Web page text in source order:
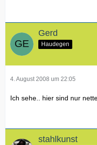
Gerd
Haudegen
4. August 2008 um 22:05
Ich sehe.. hier sind nur
stahlkunst